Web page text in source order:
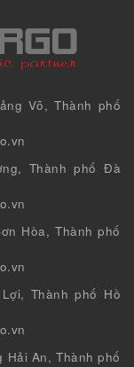
Võ, Thành phố
Thành phố Đà
Hòa, Thành phố
Thành phố Hồ
Hải An, Thành phố